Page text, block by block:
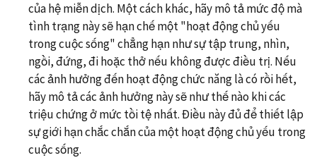
của hệ miễn dịch. Một cách khác, hãy mô tả mức độ mà
tình trạng này sẽ hạn chế một "hoạt động chủ yếu
trong cuộc sống" chẳng hạn như sự tập trung, nhìn,
ngồi, đứng, đi hoặc thở nếu không được điều trị. Nếu
các ảnh hưởng đến hoạt động chức năng là có rồi hết,
hãy mô tả các ảnh hưởng này sẽ như thế nào khi các
triệu chứng ở mức tồi tệ nhất. Điều này đủ để thiết lập
sự giới hạn chắc chắn của một hoạt động chủ yếu trong
cuộc sống.